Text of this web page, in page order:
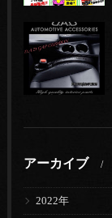
アーカイブ
2022年